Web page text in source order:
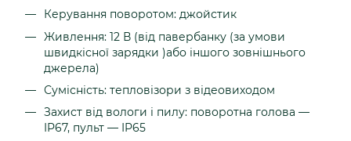
Керування поворотом: джойстик
Живлення: 12 В (від павербанку (за умови
швидкісної зарядки )або іншого зовнішнього
джерела)
Сумісність: тепловізори з відеовиходом
Захист від вологи і пилу: поворотна голова —
IP67, пульт — IP65